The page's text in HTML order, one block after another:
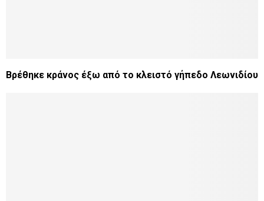
Βρέθηκε κράνος έξω από το κλειστό γήπεδο Λεωνιδίου